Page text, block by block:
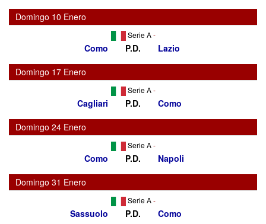
Domingo 10 Enero
Serie A -
Como P.D.
Lazio
Domingo 17 Enero
Serie A -
Cagliari P.D.
Como
Domingo 24 Enero
Serie A -
Como P.D.
Napoli
Domingo 31 Enero
Serie A -
Sassuolo P.D.
Como